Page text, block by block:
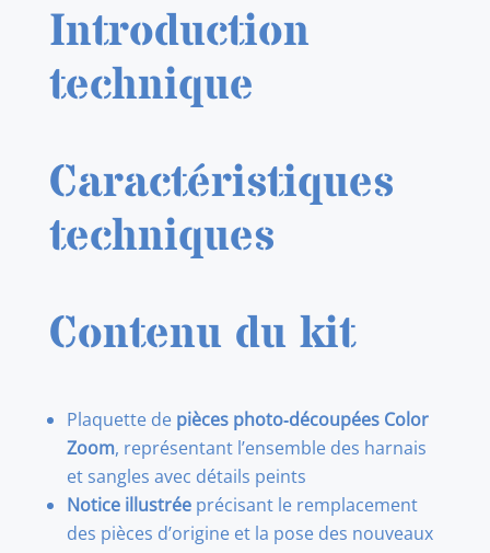
51D
LATE
35
STEEL
Introduction
technique
Caractéristiques
techniques
Contenu du kit
Plaquette de pièces photo‑découpées Color
Zoom, représentant l’ensemble des harnais
et sangles avec détails peints
Notice illustréeprécisant le remplacement
des pièces d’origine et la pose des nouveaux